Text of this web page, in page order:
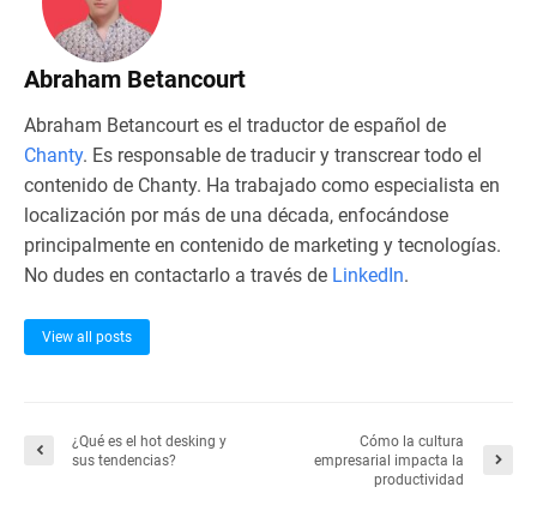
Abraham Betancourt
Abraham Betancourt es el traductor de español de
Chanty. Es responsable de traducir y transcrear todo el
contenido de Chanty. Ha trabajado como especialista en
localización por más de una década, enfocándose
principalmente en contenido de marketing y tecnologías.
No dudes en contactarlo a través de LinkedIn.
View all posts
¿Qué es el hot desking y
sus tendencias?
Cómo la cultura
empresarial impacta la
productividad